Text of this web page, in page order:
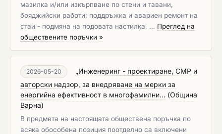
мазилка и/или изкърпване по стени и тавани,
бояджийски работи; поддръжка и авариен ремонт на
стаи - подмяна на подовата настилка, … Преглед на
обществените поръчки »
2026-05-20
„Инженеринг - проектиране, СМР и
авторски надзор, за внедряване на мерки за
енергийна ефективност в многофамилни... (Община
Варна)
В предмета на настоящата обществена поръчка по
всяка обособена позиция поотделно са включени